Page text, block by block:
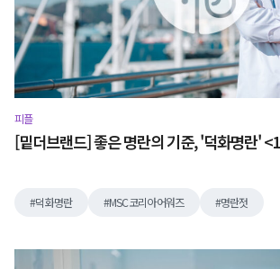
피플
[밑더브랜드] 좋은 명란의 기준, '덕화명란'
덕화명란 MSC코리아어워즈 명란젓